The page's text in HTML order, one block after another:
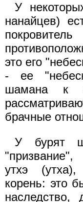
У
нанайцев)
это его
- ее
шамана к
брачные
У бурят
утхэ
корень: это
наследство,